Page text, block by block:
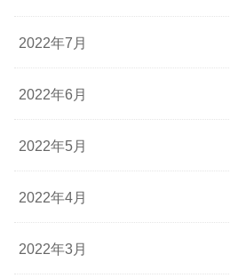
2022年7月
2022年6月
2022年5月
2022年4月
2022年3月